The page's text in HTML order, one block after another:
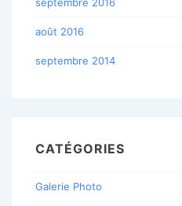
septembre 2016
août 2016
septembre 2014
CATÉGORIES
Galerie Photo